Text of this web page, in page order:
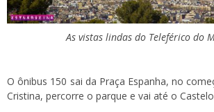
As vistas lindas do Teleférico do
O ônibus 150 sai da Praça Espanha, no
Cristina, percorre o parque e vai até o